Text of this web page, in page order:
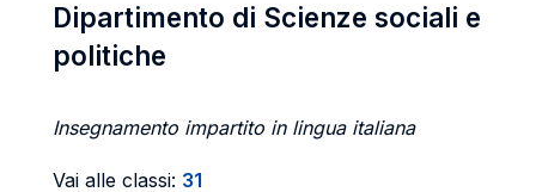
Dipartimento di Scienze sociali e
politiche
Insegnamento impartito in lingua italiana
Vai alle classi: 31